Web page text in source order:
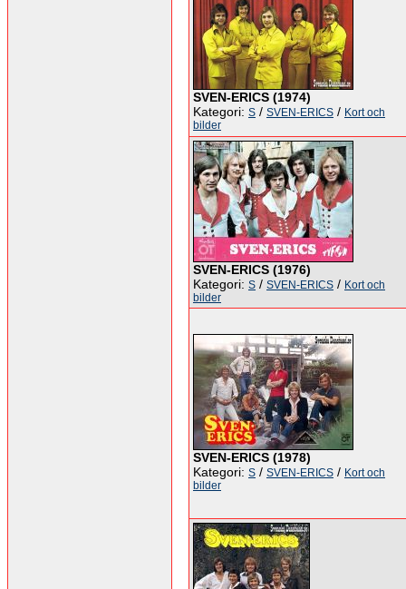
SVEN-ERICS (1974)
Kategori: S / SVEN-ERICS / Kort och
bilder
SVEN-ERICS (1976)
Kategori: S / SVEN-ERICS / Kort och
bilder
SVEN-ERICS (1978)
Kategori: S / SVEN-ERICS / Kort och
bilder